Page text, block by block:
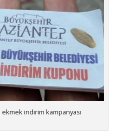
indirim kampanyası